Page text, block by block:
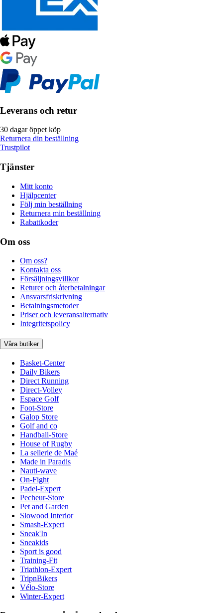
Leverans och retur
30 dagar öppet köp
Returnera din beställning
Trustpilot
Tjänster
Mitt konto
Hjälpcenter
Följ min beställning
Returnera min beställning
Rabattkoder
Om oss
Om oss?
Kontakta oss
Försäljningsvillkor
Returer och återbetalningar
Ansvarsfriskrivning
Betalningsmetoder
Priser och leveransalternativ
Integritetspolicy
Våra butiker
Basket-Center
Daily Bikers
Direct Running
Direct-Volley
Espace Golf
Foot-Store
Galop Store
Golf and co
Handball-Store
House of Rugby
La sellerie de Maé
Made in Paradis
Nauti-wave
On-Fight
Padel-Expert
Pecheur-Store
Pet and Garden
Slowood Interior
Smash-Expert
Sneak'In
Sneakids
Sport is good
Training-Fit
Triathlon-Expert
TripnBikers
Vélo-Store
Winter-Expert